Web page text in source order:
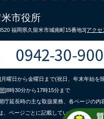
市役所
福岡県久留米市城南町15番地3[アクセ
月曜日から金曜日まで(祝日、年末年始を
]8時30分から17時15分まで
庁延長時の主な取扱業務、各ページの内
、ページごとに記載している問合せ先ま